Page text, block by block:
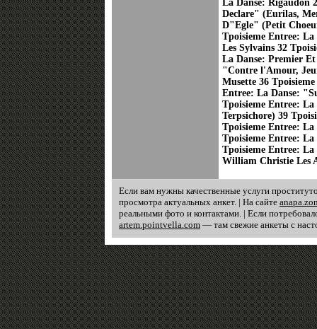
La Danse: Rigaudon
Declare" (Eurilas,
D"Egle" (Petit
Tpoisieme Entree: La
Les Sylvains 32
La Danse: Premier
"Contre l'Amour,
Musette 36
Entree: La Danse:
Tpoisieme Entree:
Terpsichore) 39
Tpoisieme Entree:
Tpoisieme Entree:
Tpoisieme Entree:
William Christie Les
Если вам нужны качественные услуги
просмотра актуальных анкет. | На сайте
реальными фото и контактами. | Если
artem.pointvella.com — там свежие анкеты с